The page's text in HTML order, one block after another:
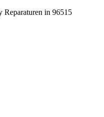
Reparaturen in 96515